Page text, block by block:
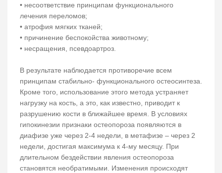
• несоответствие принципам функционального
лечения переломов;
• атрофия мягких тканей;
• причинение беспокойства животному;
• несращения, псевдоартроз.
В результате наблюдается противоречие всем
принципам стабильно- функционального остеосинтеза.
Кроме того, использование этого метода устраняет
нагрузку на кость, а это, как известно, приводит к
разрушению кости в ближайшее время. В условиях
гипокинезии признаки остеопороза появляются в
диафизе уже через 2-4 недели, в метафизе – через 2
недели, достигая максимума к 4-му месяцу. При
длительном бездействии явления остеопороза
становятся необратимыми. Изменения происходят